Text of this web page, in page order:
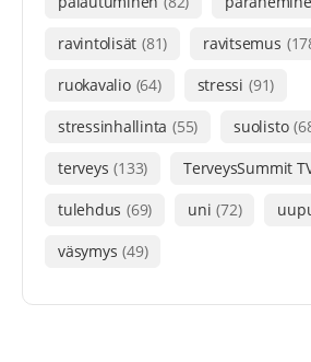
ravintolisät (81) ravitsemus
ruokavalio (64) stressi (91)
stressinhallinta (55) suolisto
terveys (133) TerveysSummit
tulehdus (69) uni (72)
väsymys (49)